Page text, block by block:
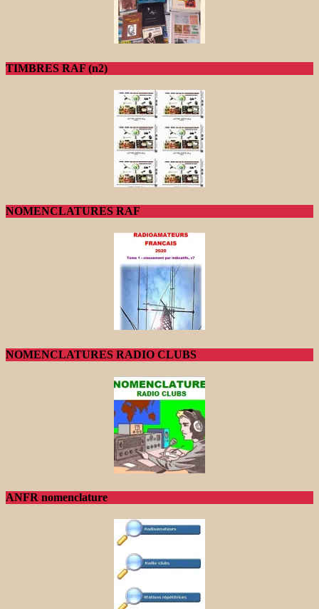
TIMBRES RAF (n2)
NOMENCLATURES RAF
NOMENCLATURES RADIO CLUBS
ANFR nomenclature